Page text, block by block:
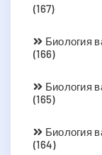
(167)
Биология
(166)
Биология
(165)
Биология
(164)